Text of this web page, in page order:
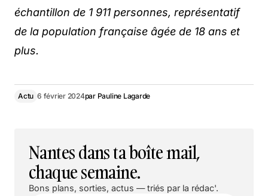
échantillon de 1 911 personnes, représentatif
de la population française âgée de 18 ans et
plus.
Actu 6 février 2024par Pauline Lagarde
Nantes dans ta boîte mail,
chaque semaine.
Bons plans, sorties, actus — triés par la rédac'.